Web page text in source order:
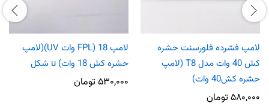
لامپ فشرده فلورسنت حشره
کش 40 وات مدل T8 (لامپ
حشره کش40 وات)
۵۸۰,۰۰۰تومان
لامپ FPL) 18 وات UV)(لامپ
حشره کش 18 وات) u شکل
۵۳۰,۰۰۰تومان